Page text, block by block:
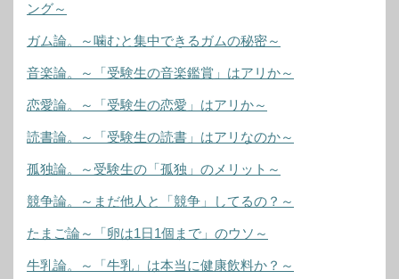
ング～
ガム論。～噛むと集中できるガムの秘密～
音楽論。～「受験生の音楽鑑賞」はアリか～
恋愛論。～「受験生の恋愛」はアリか～
読書論。～「受験生の読書」はアリなのか～
孤独論。～受験生の「孤独」のメリット～
競争論。～まだ他人と「競争」してるの？～
たまご論～「卵は1日1個まで」のウソ～
牛乳論。～「牛乳」は本当に健康飲料か？～